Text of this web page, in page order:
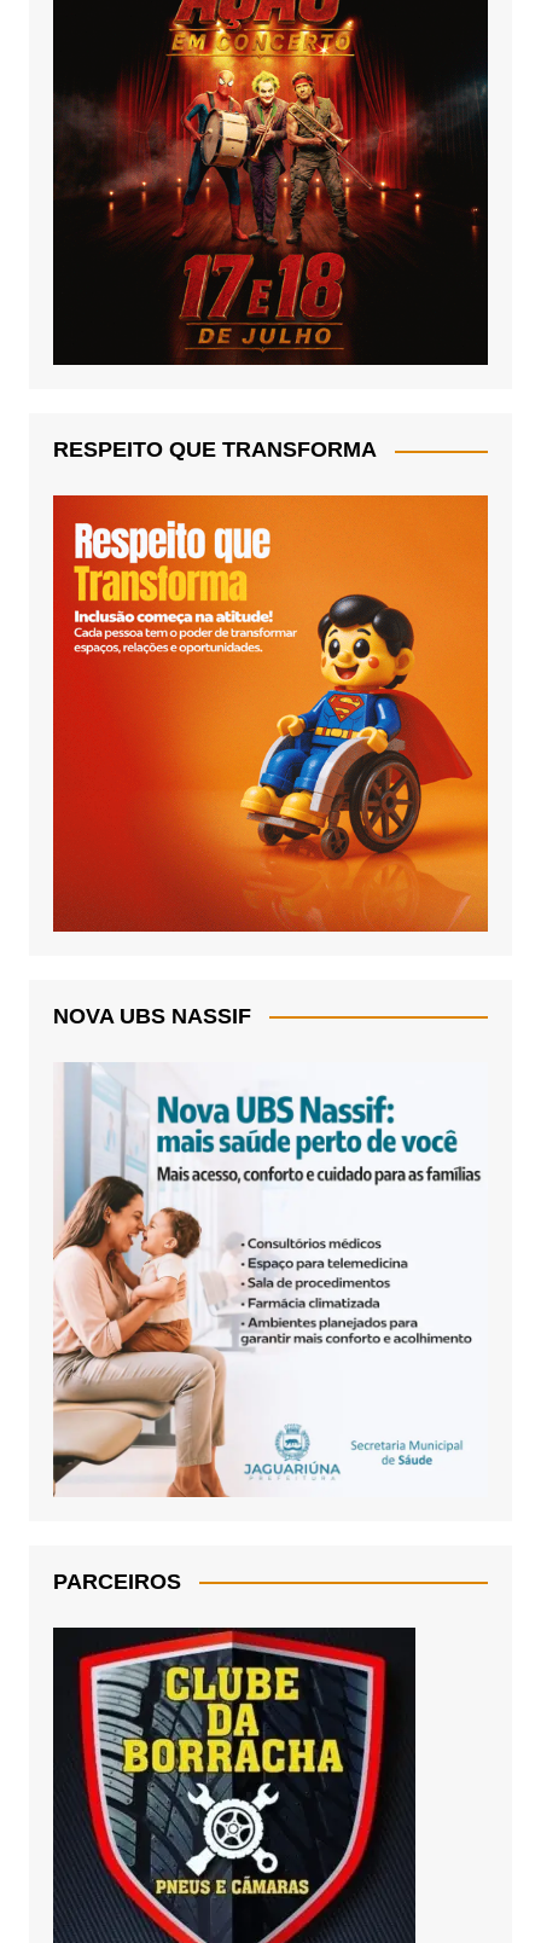
RESPEITO QUE TRANSFORMA
NOVA UBS NASSIF
PARCEIROS